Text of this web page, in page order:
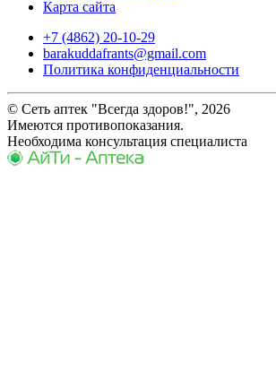
Карта сайта
+7 (4862) 20-10-29
barakuddafrants@gmail.com
Политика конфиденциальности
© Сеть аптек "Всегда здоров!", 2026
Имеются противопоказания.
Необходима консультация специалиста